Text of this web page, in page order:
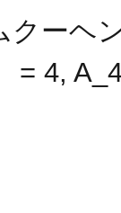
クーヘ
= 4,